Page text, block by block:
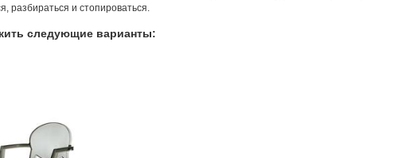
разбираться и стопироваться.
следующие варианты: